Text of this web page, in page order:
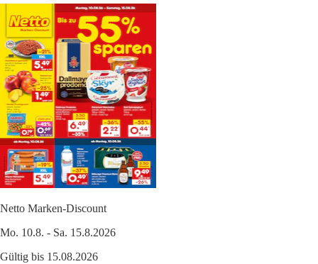
Netto Marken-Discount
Mo. 10.8. - Sa. 15.8.2026
Gültig bis 15.08.2026